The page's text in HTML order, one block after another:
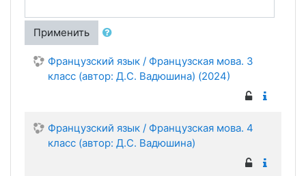
Применить
Французский язык / Французская мова. 3
класс (автор: Д.С. Вадюшина) (2024)
Французский язык / Французская мова. 4
класс (автор: Д.С. Вадюшина)